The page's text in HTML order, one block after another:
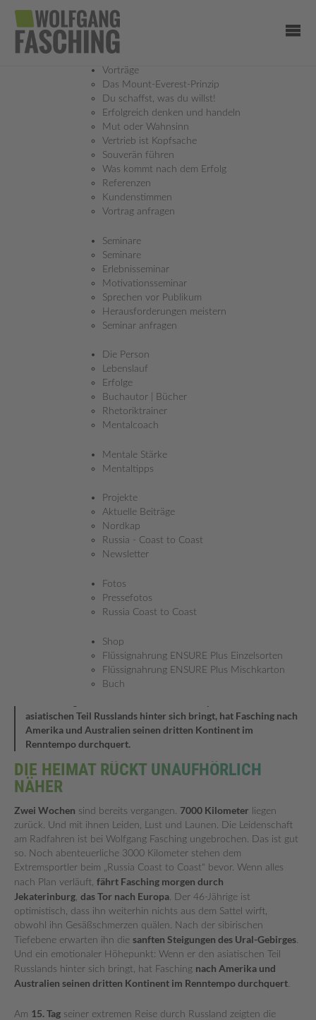
Vorträge
Das Mount-Everest-Prinzip
Du schaffst, was du willst!
Erfolgreich denken und handeln
Mut oder Wahnsinn
Vertrieb ist Kopfsache
Souverän führen
Was kommt nach dem Erfolg
Referenzen
Kundenstimmen
Vortrag anfragen
Seminare
Seminare
Erlebnisseminar
Motivationsseminar
Sprechen vor Publikum
Herausforderungen meistern
Seminar anfragen
Die Person
Lebenslauf
Erfolge
Buchautor | Bücher
Rhetoriktrainer
Mentalcoach
Mentale Stärke
Mentaltipps
Projekte
Aktuelle Beiträge
Nordkap
Russia - Coast to Coast
Newsletter
Fotos
Pressefotos
Russia Coast to Coast
Shop
Flüssignahrung ENSURE Plus Einzelsorten
Flüssignahrung ENSURE Plus Mischkarton
Buch
RUSSIA - COAST TO COAST
EIN SOLO- ABENTEUER, NON STOP MIT NUR
EUROPA, EMOTIONEN, ETAGENDUSCHEN
sind bereits vergangen.
Leidenschaft am Radfahren ist bei Wolfgang Fasching
ungebrochen. Das ist gut so. Noch abenteuerliche 3000
Kilometer stehen dem Extremsportler beim „Russia Coast to
morgen durch Jekaterinburg
Jährige ist optimistisch, dass ihn weiterhin nichts aus dem
Sattel wirft, obwohl ihn Gesäßschmerzen quälen. Nach der
sibirischen Tiefebene erwarten ihn die
asiatischen Teil Russlands hinter sich bringt, hat Fasching nach
Amerika und Australien seinen dritten Kontinent im
Renntempo durchquert.
DIE HEIMAT RÜCKT UNAUFHÖRLICH
NÄHER
Zwei Wochen sind bereits vergangen. 7000 Kilometer liegen
zurück. Und mit ihnen Leiden, Lust und Launen. Die Leidenschaft
am Radfahren ist bei Wolfgang Fasching ungebrochen. Das ist gut
so. Noch abenteuerliche 3000 Kilometer stehen dem
Extremsportler beim „Russia Coast to Coast“ bevor. Wenn alles
nach Plan verläuft, fährt Fasching morgen durch
Jekaterinburg, das Tor nach Europa. Der 46-Jährige ist
optimistisch, dass ihn weiterhin nichts aus dem Sattel wirft,
obwohl ihn Gesäßschmerzen quälen. Nach der sibirischen
Tiefebene erwarten ihn die sanften Steigungen des Ural-Gebirges.
Und ein emotionaler Höhepunkt: Wenn er den asiatischen Teil
Russlands hinter sich bringt, hat Fasching nach Amerika und
Australien seinen dritten Kontinent im Renntempo durchquert.
Am 15. Tag seiner extremen Reise durch Russland zeigten die